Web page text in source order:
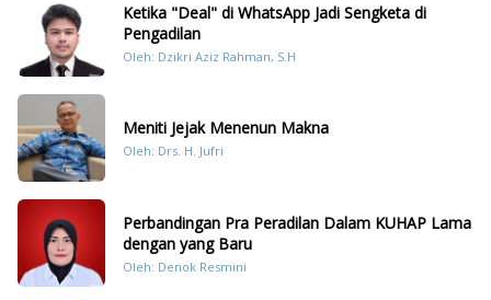
Ketika "Deal" di WhatsApp Jadi Sengketa di
Pengadilan
Oleh: Dzikri Aziz Rahman, S.H
Meniti Jejak Menenun Makna
Oleh: Drs. H. Jufri
Perbandingan Pra Peradilan Dalam KUHAP Lama
dengan yang Baru
Oleh: Denok Resmini